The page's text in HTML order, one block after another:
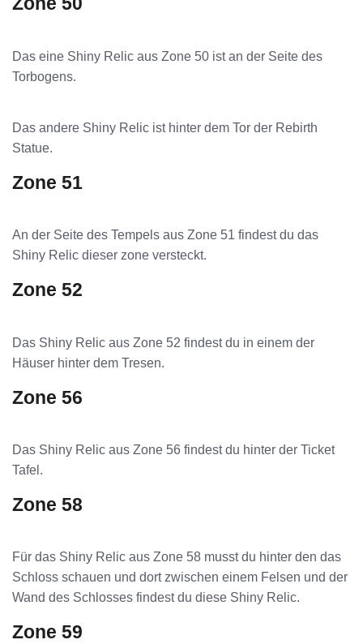
Das eine Shiny Relic aus Zone 50 ist an der Seite des
Torbogens.
Das andere Shiny Relic ist hinter dem Tor der Rebirth
Statue.
Zone 51
An der Seite des Tempels aus Zone 51 findest du das
Shiny Relic dieser zone versteckt.
Zone 52
Das Shiny Relic aus Zone 52 findest du in einem der
Häuser hinter dem Tresen.
Zone 56
Das Shiny Relic aus Zone 56 findest du hinter der Ticket
Tafel.
Zone 58
Für das Shiny Relic aus Zone 58 musst du hinter den das
Schloss schauen und dort zwischen einem Felsen und der
Wand des Schlosses findest du diese Shiny Relic.
Zone 59